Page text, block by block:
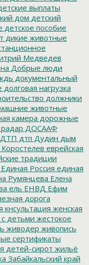
выплаты
дом детский
детское пособие
дикие животные
Медведев
Добрые люди
документальный
долговая нагрузка
должники
животные
камера дорожные
ДОСААФ
ДТП дтп Дудин дым
еврейская
традиции
Единая Россия единая
Румянцева Елена
ель ЕНВД Ефим
дорога
кнсультация женская
детьми жестокое
живодер живопись
сертификаты
детей-сирот жильё
Забайкальский край